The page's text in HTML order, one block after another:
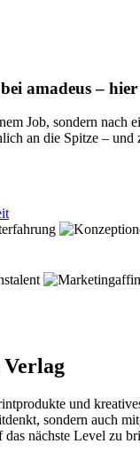
amadeus –
Job, sondern
an die Spitze –
und
sondern auch
nächste Level zu